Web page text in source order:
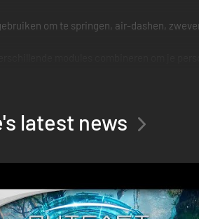
om te springen, air-dashen,
zonder grenzen, verborgen
handgemaakte wereld ervaren
latest news